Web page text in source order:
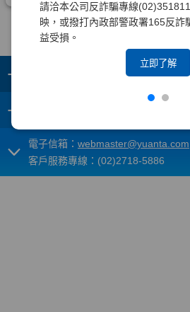
請洽本公司反詐騙專線
映，或撥打內政部警政署165反詐
益受損。
立即了解
+
+
電子信箱： webmaster@yuanta.com
客戶服務專線：(02)2718-5886